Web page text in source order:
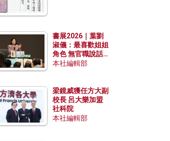
書展2026｜葉劉
淑儀：最喜歡姐姐
角色 無官職說話
包袱少
本社編輯部
梁鏡威獲任方大副
校長 呂大樂加盟
社科院
本社編輯部